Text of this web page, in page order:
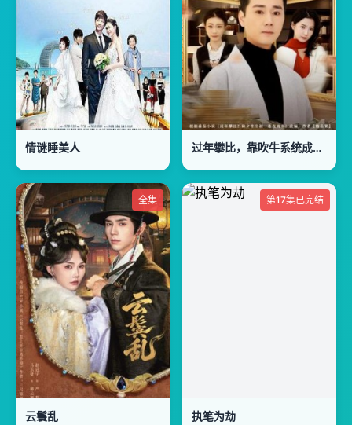
情谜睡美人 过年攀比，靠吹牛系统成真了
全集
云鬟乱
第17集已完结
执笔为劫